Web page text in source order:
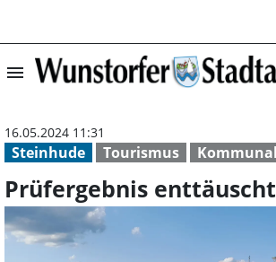
menu
Steinhude Tourismus
16.05.2024 11:31
Prüfergebnis enttäuscht